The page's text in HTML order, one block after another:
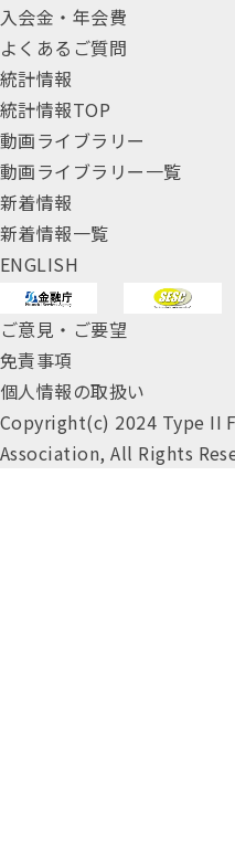
入会金・年会費
よくあるご質問
統計情報
統計情報TOP
動画ライブラリー
動画ライブラリー一覧
新着情報
新着情報一覧
ENGLISH
ご意見・ご要望
免責事項
個人情報の取扱い
Copyright(c) 2024 Type II
Association, All Rights